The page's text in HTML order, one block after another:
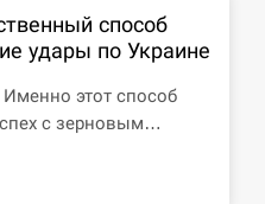
спалах
понад 10 тисяч…
способ
удары по Украине
Именно этот способ
с зерновым…